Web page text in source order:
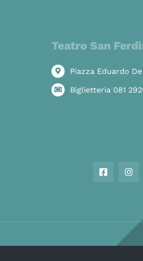
Teatro San
Piazza Eduardo
Biglietteria 081